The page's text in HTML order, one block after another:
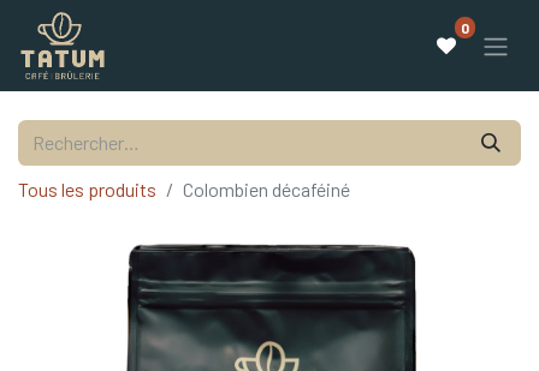
0
Tous les produits Colombien décaféiné